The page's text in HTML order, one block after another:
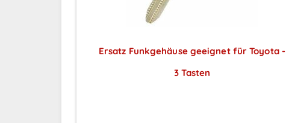
Ersatz Funkgehäuse geeignet für Toyota -
3 Tasten